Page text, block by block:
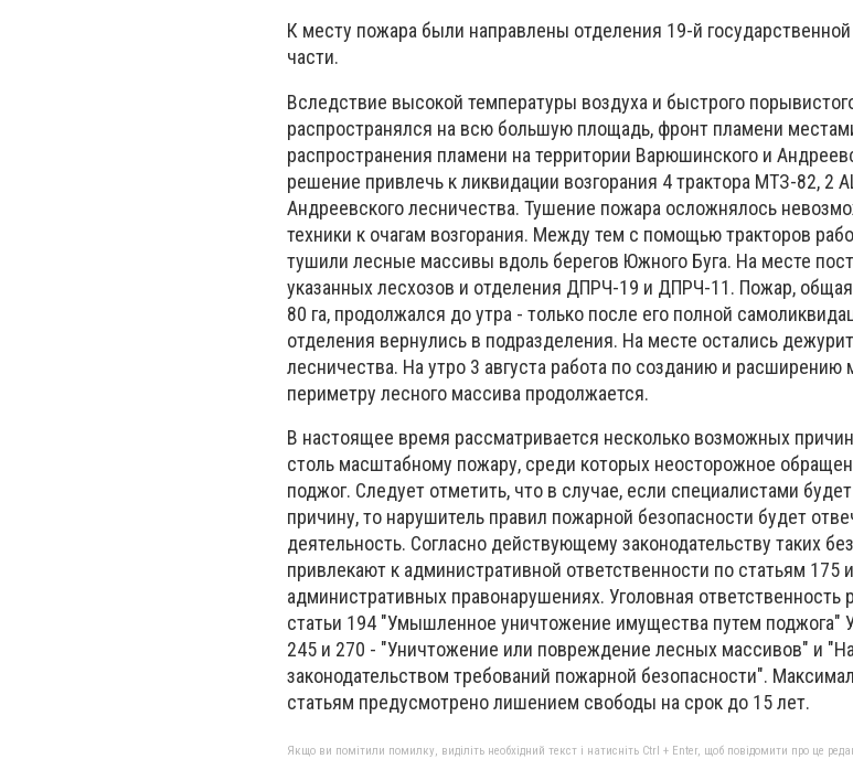
К месту пожара были направлены отделения 19-й
части.
Вследствие высокой температуры воздуха и быстрого
распространялся на всю большую площадь, фронт пламени
распространения пламени на территории Варюшинского и
решение привлечь к ликвидации возгорания 4 трактора МТЗ-82, 2
Андреевского лесничества. Тушение пожара осложнялось
техники к очагам возгорания. Между тем с помощью тракторов
тушили лесные массивы вдоль берегов Южного Буга. На месте
указанных лесхозов и отделения ДПРЧ-19 и ДПРЧ-11. Пожар,
80 га, продолжался до утра - только после его полной
отделения вернулись в подразделения. На месте остались
лесничества. На утро 3 августа работа по созданию и
периметру лесного массива продолжается.
В настоящее время рассматривается несколько возможных
столь масштабному пожару, среди которых неосторожное
поджог. Следует отметить, что в случае, если специалистами
причину, то нарушитель правил пожарной безопасности будет
деятельность. Согласно действующему законодательству таких
привлекают к административной ответственности по статьям 175
административных правонарушениях. Уголовная ответственность
статьи 194 "Умышленное уничтожение имущества путем поджога"
245 и 270 - "Уничтожение или повреждение лесных массивов" и
законодательством требований пожарной безопасности".
статьям предусмотрено лишением свободы на срок до 15 лет.
Якщо ви помітили помилку, виділіть необхідний текст і натисніть Ctrl + Enter, щоб повідомити про це